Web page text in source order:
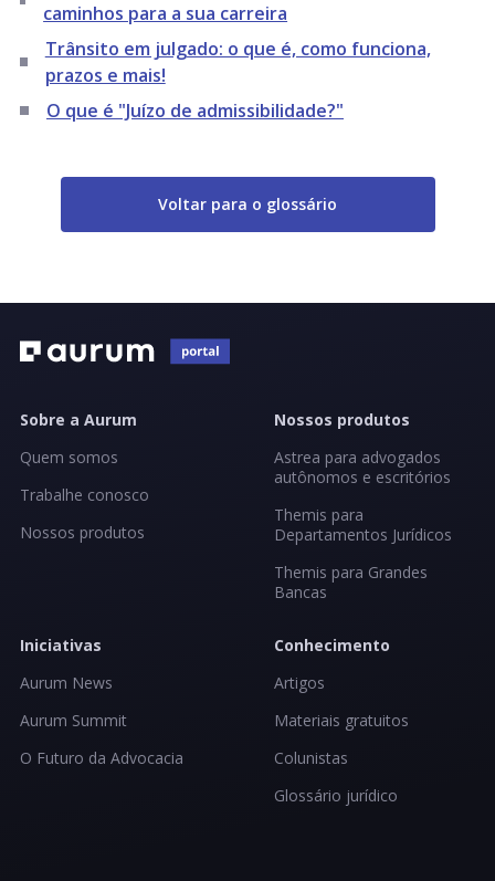
caminhos para a sua carreira
Trânsito em julgado: o que é, como funciona,
prazos e mais!
O que é "Juízo de admissibilidade?"
Voltar para o glossário
Sobre a Aurum
Quem somos
Trabalhe conosco
Nossos produtos
Nossos produtos
Astrea para advogados
autônomos e escritórios
Themis para
Departamentos Jurídicos
Themis para Grandes
Bancas
Iniciativas
Aurum News
Aurum Summit
O Futuro da Advocacia
Conhecimento
Artigos
Materiais gratuitos
Colunistas
Glossário jurídico